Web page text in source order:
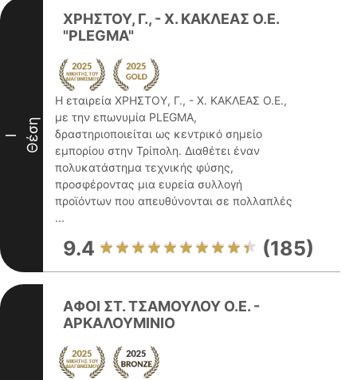
I Θέση
ΧΡΗΣΤΟΥ, Γ., - Χ. ΚΑΚΛΕΑΣ Ο.Ε.
"PLEGMA"
Η εταιρεία ΧΡΗΣΤΟΥ, Γ., - Χ. ΚΑΚΛΕΑΣ Ο.Ε.,
με την επωνυμία PLEGMA,
δραστηριοποιείται ως κεντρικό σημείο
εμπορίου στην Τρίπολη. Διαθέτει έναν
πολυκατάστημα τεχνικής φύσης,
προσφέροντας μια ευρεία συλλογή
προϊόντων που απευθύνονται σε πολλαπλές
...
9.4 (185)
ΑΦΟΙ ΣΤ. ΤΣΑΜΟΥΛΟΥ Ο.Ε. -
ΑΡΚΑΛΟΥΜΙΝΙΟ